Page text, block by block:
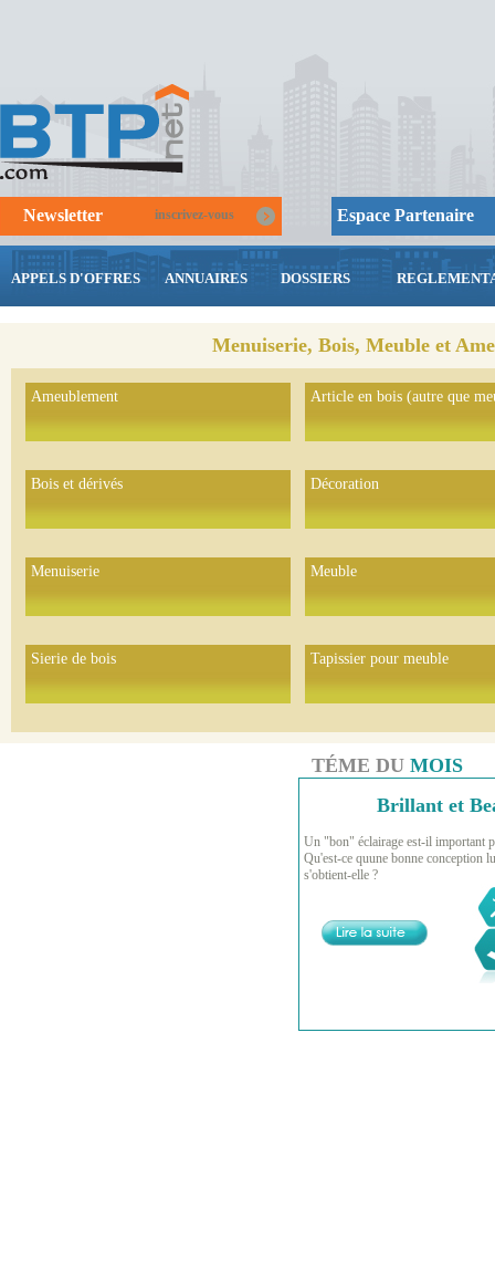
Newsletter inscrivez-vous Espace Partenaire
APPELS D'OFFRES ANNUAIRES DOSSIERS
Menuiserie, Bois, Meuble et
Ameublement Article en bois (autre que
Bois et dérivés Décoration
Menuiserie Meuble
Sierie de bois Tapissier pour meuble
TÉME DU MOIS
Brillant et
Un "bon" éclairage est-il important
Qu'est-ce quune bonne conception
s'obtient-elle ?